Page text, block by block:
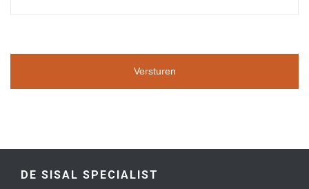
DE SISAL SPECIALIST